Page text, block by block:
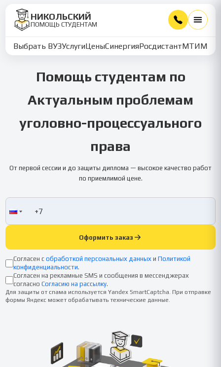
НИКОЛЬСКИЙ
ПОМОЩЬ СТУДЕНТАМ
Выбрать ВУЗУслугиЦеныСинергияРосдистантМТИММУ
Помощь студентам по
Актуальным проблемам
уголовно-процессуального
права
От первой сессии и до защиты диплома — высокое качество работ
по приемлимой цене.
Оформить заказ
Согласен с обработкой персональных данных и Политикой
конфиденциальности.
Согласен на рекламные SMS и сообщения в мессенджерах
согласно Согласию на рассылку.
Для защиты от спама используется Yandex SmartCaptcha. При отправке
формы Яндекс может обрабатывать технические данные.